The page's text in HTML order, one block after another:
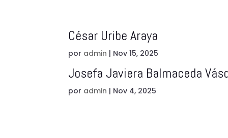
César Uribe Araya
por admin | Nov 15, 2025
Josefa Javiera Balmaceda
por admin | Nov 4, 2025